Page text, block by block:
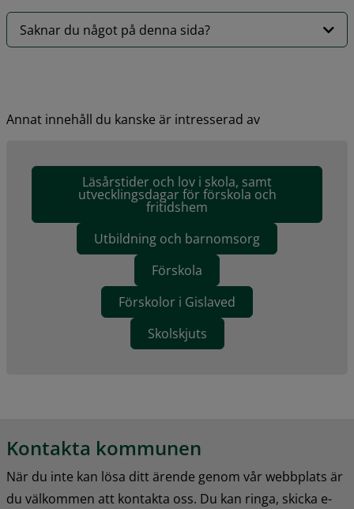
Saknar du något på denna sida?
Annat innehåll du kanske är intresserad av
Läsårstider och lov i skola, samt
utvecklingsdagar för förskola och
fritidshem
Utbildning och barnomsorg
Förskola
Förskolor i Gislaved
Skolskjuts
Kontakta kommunen
När du inte kan lösa ditt ärende genom vår webbplats är
du välkommen att kontakta oss. Du kan ringa, skicka e-